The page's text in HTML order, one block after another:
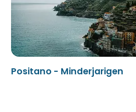
Positano - Minderjarigen